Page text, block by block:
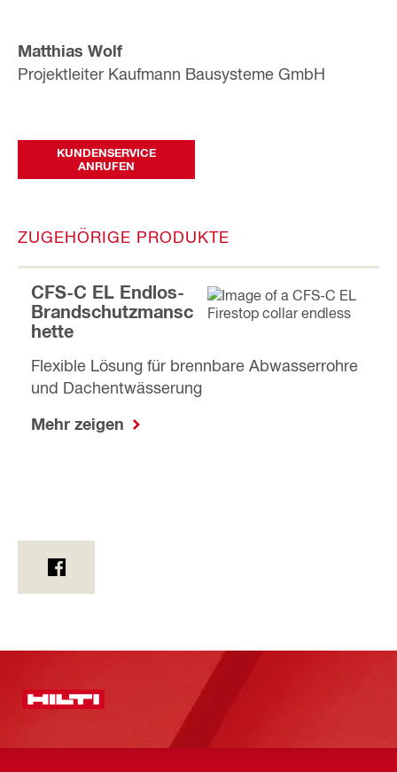
Matthias Wolf
Projektleiter Kaufmann Bausysteme GmbH
KUNDENSERVICE
ANRUFEN
ZUGEHÖRIGE PRODUKTE
CFS-C EL Endlos-
Brandschutzmansc
hette
Flexible Lösung für brennbare Abwasserrohre
und Dachentwässerung
Mehr zeigen